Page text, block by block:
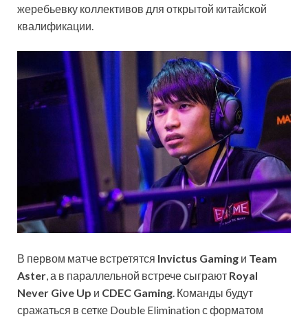
жеребьевку коллективов для открытой китайской
квалификации.
В первом матче встретятся Invictus Gaming и Team
Aster, а в параллельной встрече сыграют Royal
Never Give Up и CDEC Gaming. Команды будут
сражаться в сетке Double Elimination сформатом